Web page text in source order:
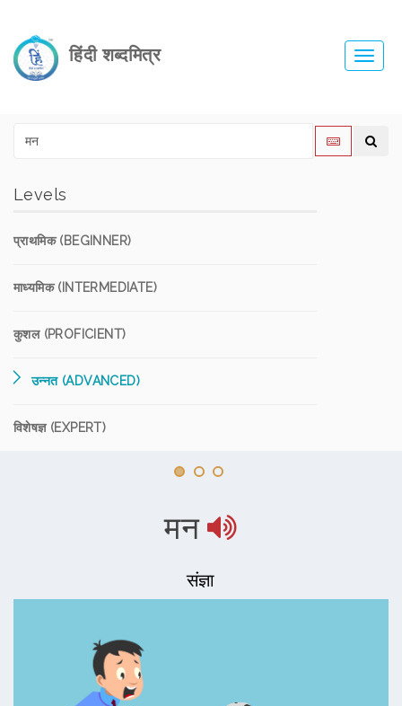
हिंदी शब्दमित्र
Levels
प्राथमिक (BEGINNER)
माध्यमिक (INTERMEDIATE)
कुशल (PROFICIENT)
उन्नत (ADVANCED)
विशेषज्ञ (EXPERT)
मन
संज्ञा